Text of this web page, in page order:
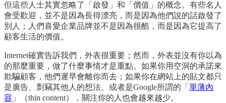
但這些人士其實忽略了「啟發」和「價值」的概念。有些名人
會受歡迎，並不是因為長得漂亮，而是因為他們說的話啟發了
別人；人們喜愛企業品牌並不是因為很酷，而是因為它提高了
顧客生活的價值。
Internet確實告訴我們，外表很重要；然而，外表並沒有你以為
的那麼重要，做了什麼事情才是重點。如果你用空洞的承諾來
欺騙顧客，他們遲早會離你而去；如果你在網站上的貼文都只
是廣告、剽竊其他人的想法、或者是Google所謂的「 單薄內
容 」（thin content），關注你的人也會越來越少。